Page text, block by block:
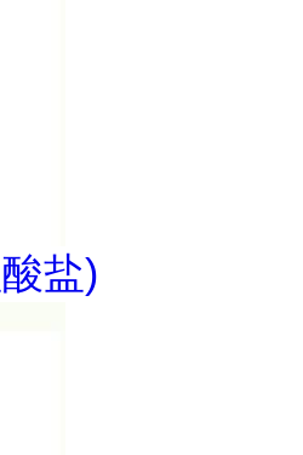
盐)